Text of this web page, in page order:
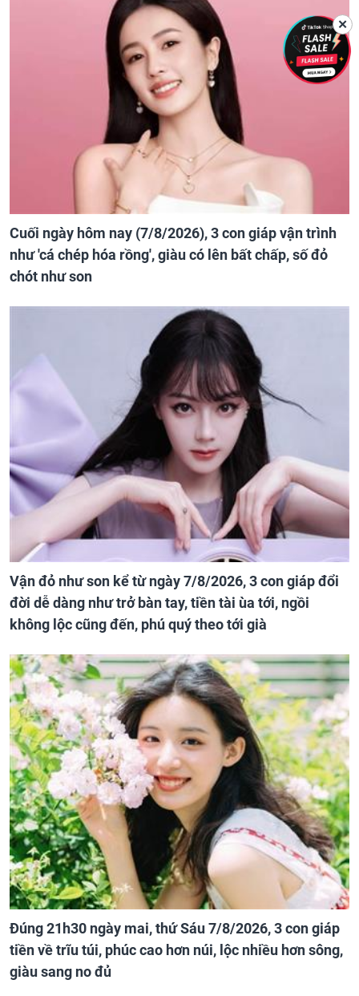
Cuối ngày hôm nay (7/8/2026), 3 con giáp vận trình
như 'cá chép hóa rồng', giàu có lên bất chấp, số đỏ
chót như son
Vận đỏ như son kể từ ngày 7/8/2026, 3 con giáp đổi
đời dễ dàng như trở bàn tay, tiền tài ùa tới, ngồi
không lộc cũng đến, phú quý theo tới già
Đúng 21h30 ngày mai, thứ Sáu 7/8/2026, 3 con giáp
tiền về trĩu túi, phúc cao hơn núi, lộc nhiều hơn sông,
giàu sang no đủ
✕